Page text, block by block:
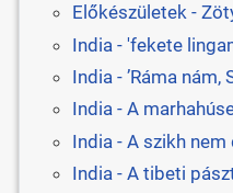
Előkészületek -
India - 'fekete
India - ’Ráma nám,
India - A
India - A szikh
India - A tibeti